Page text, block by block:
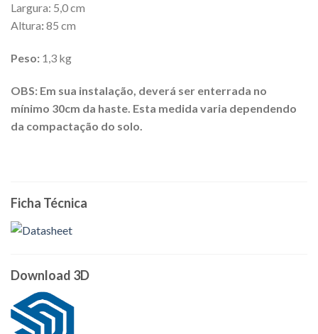
Largura: 5,0 cm
Altura:85 cm
Peso: 1,3 kg
OBS: Em sua instalação, deverá ser enterrada no
mínimo 30cm da haste. Esta medida varia dependendo
da compactação do solo.
Ficha Técnica
Download 3D